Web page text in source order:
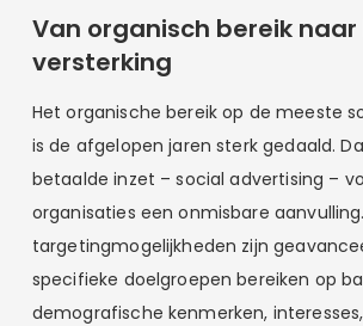
Van organisch bereik
versterking
Het organische bereik op de meeste
is de afgelopen jaren sterk gedaald.
betaalde inzet – social advertising –
organisaties een onmisbare
targetingmogelijkheden zijn
specifieke doelgroepen bereiken op
demografische kenmerken,